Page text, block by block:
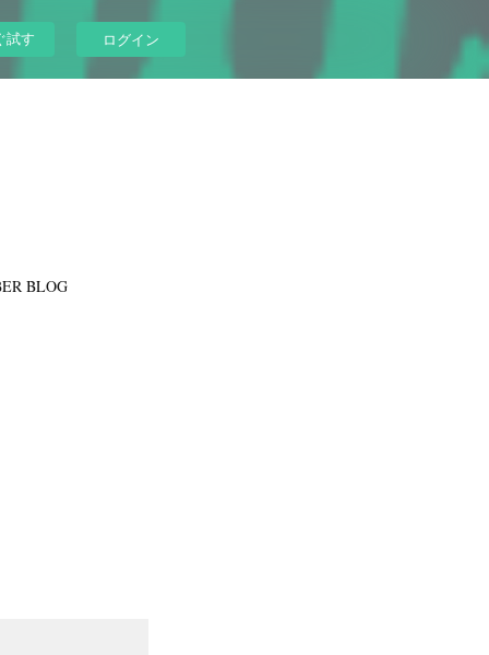
試す ログイン
BLOG